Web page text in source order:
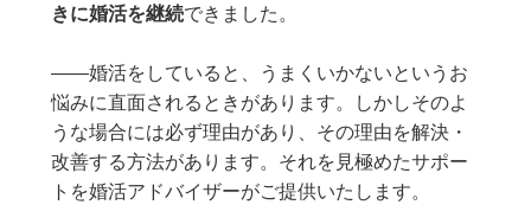
きに婚活を継続できました。
——婚活をしていると、うまくいかないというお
悩みに直面されるときがあります。しかしそのよ
うな場合には必ず理由があり、その理由を解決・
改善する方法があります。それを見極めたサポー
トを婚活アドバイザーがご提供いたします。